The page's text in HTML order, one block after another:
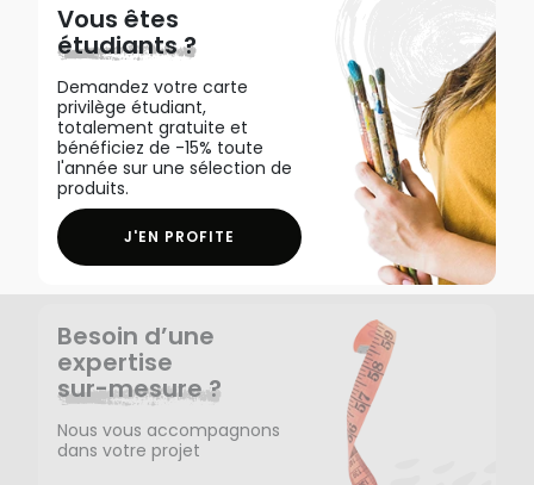
Vous êtes
étudiants ?
Demandez votre carte
privilège étudiant,
totalement gratuite et
bénéficiez de -15% toute
l'année sur une sélection de
produits.
J'EN PROFITE
Besoin d’une
expertise
sur-mesure ?
Nous vous accompagnons
dans votre projet